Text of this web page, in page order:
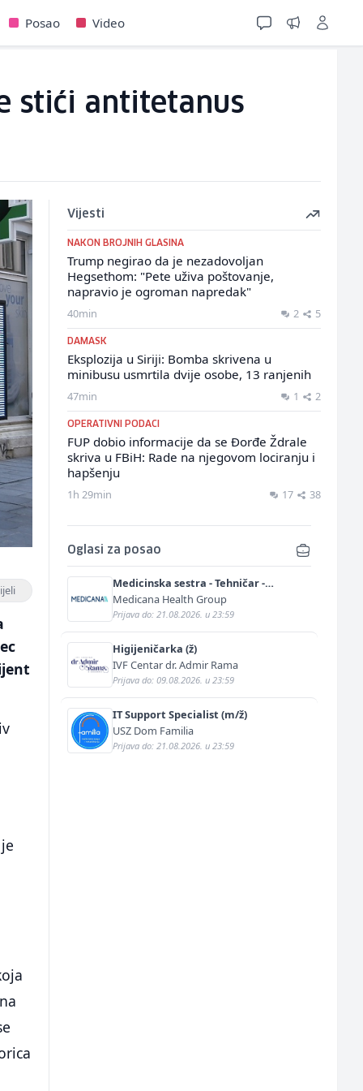
Posao Video
stići antitetanus
Vijesti
NAKON BROJNIH GLASINA
Trump negirao da je nezadovoljan
Hegsethom: "Pete uživa poštovanje,
napravio je ogroman napredak"
40min 2 5
DAMASK
Eksplozija u Siriji: Bomba skrivena u
minibusu usmrtila dvije osobe, 13 ranjenih
47min 1 2
OPERATIVNI PODACI
FUP dobio informacije da se Đorđe Ždrale
skriva u FBiH: Rade na njegovom lociranju i
hapšenju
1h 29min 17 38
Oglasi za posao
Medicinska sestra - Tehničar -
Anestetičar (m/ž)
Medicana Health Group
Prijava do: 21.08.2026. u 23:59
Higijeničarka (ž)
IVF Centar dr. Admir Rama
Prijava do: 09.08.2026. u 23:59
IT Support Specialist (m/ž)
USZ Dom Familia
Prijava do: 21.08.2026. u 23:59